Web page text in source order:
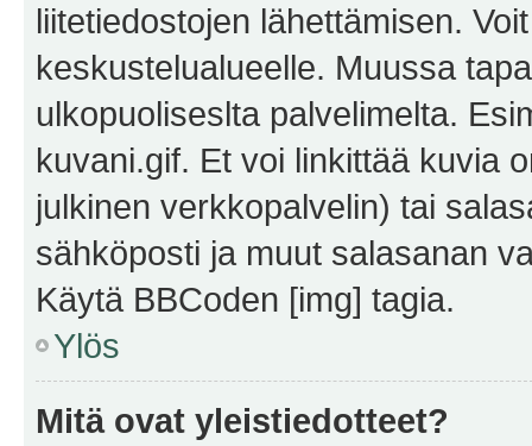
liitetiedostojen lähettämisen.
keskustelualueelle. Muussa
ulkopuoliseslta palvelimelta.
kuvani.gif. Et voi linkittää kuvia
julkinen verkkopalvelin) tai
sähköposti ja muut salasanan
Käytä BBCoden [img] tagia.
Ylös
Mitä ovat yleistiedotteet?